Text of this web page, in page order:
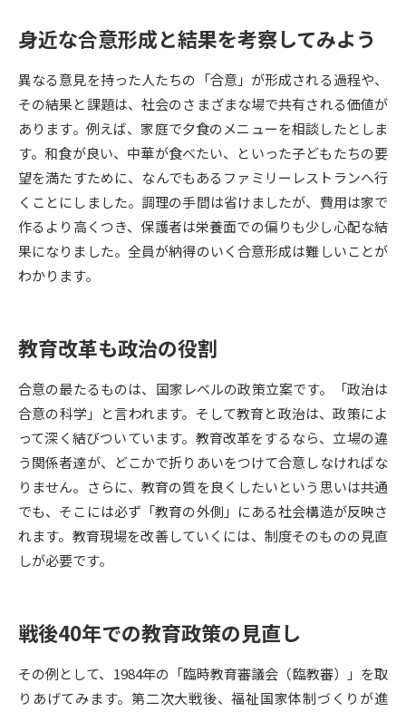
幼稚園教員資格認定試験 小学校教員資格認定試験
高等学校（情報）教員資格認定
試験
大学研究 大学検索
大学で学べる内容や特徴を調べる
新増設大学・学部・学科特集
デジタルパンフレット 進路の３択
新学年スタート号特集ページ
（高3生用）
新学年スタート号特集ページ
（高2生用）
SELFBRAND特集ページ
オープンキャンパスなどを調べる
来場型・Web型イベント特集 夢ナビライブ
受験準備 資料検索
身近な合意形成と結果を考察してみよう
異なる意見を持った人たちの「合意」が形成される過程や、
その結果と課題は、社会のさまざまな場で共有される価値が
あります。例えば、家庭で夕食のメニューを相談したとしま
す。和食が良い、中華が食べたい、といった子どもたちの要
望を満たすために、なんでもあるファミリーレストランへ行
くことにしました。調理の手間は省けましたが、費用は家で
作るより高くつき、保護者は栄養面での偏りも少し心配な結
果になりました。全員が納得のいく合意形成は難しいことが
わかります。
教育改革も政治の役割
合意の最たるものは、国家レベルの政策立案です。「政治は
合意の科学」と言われます。そして教育と政治は、政策によ
って深く結びついています。教育改革をするなら、立場の違
う関係者達が、どこかで折りあいをつけて合意しなければな
りません。さらに、教育の質を良くしたいという思いは共通
でも、そこには必ず「教育の外側」にある社会構造が反映さ
れます。教育現場を改善していくには、制度そのものの見直
しが必要です。
戦後40年での教育政策の見直し
その例として、1984年の「臨時教育審議会（臨教審）」を取
りあげてみます。第二次大戦後、福祉国家体制づくりが進